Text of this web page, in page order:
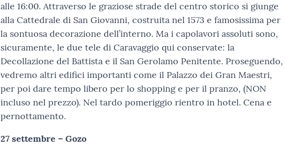
alle 16:00. Attraverso le graziose strade del centro storico si giunge
alla Cattedrale di San Giovanni, costruita nel 1573 e famosissima per
la sontuosa decorazione dell’interno. Ma i capolavori assoluti sono,
sicuramente, le due tele di Caravaggio qui conservate: la
Decollazione del Battista e il San Gerolamo Penitente. Proseguendo,
vedremo altri edifici importanti come il Palazzo dei Gran Maestri,
per poi dare tempo libero per lo shopping e per il pranzo, (NON
incluso nel prezzo). Nel tardo pomeriggio rientro in hotel. Cena e
pernottamento.
27 settembre – Gozo